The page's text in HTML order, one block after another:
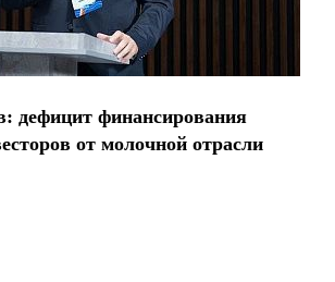
дефицит финансирования
от молочной отрасли